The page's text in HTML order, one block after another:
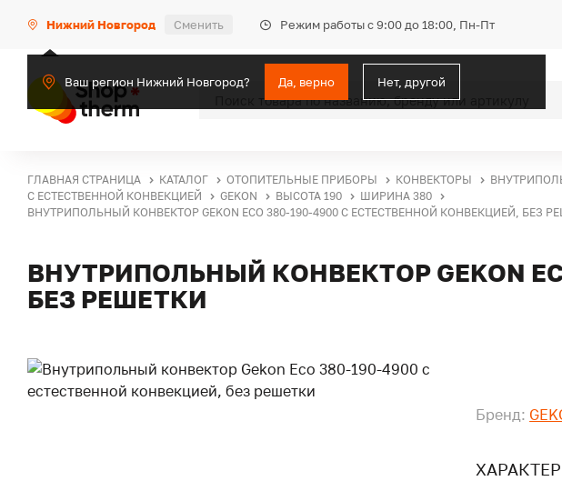
Нижний Новгород Сменить Режим работы с 9:00 до 18:00, Пн-Пт
Ваш регион Нижний Новгород? Да, верно Нет, другой
ГЛАВНАЯ СТРАНИЦА КАТАЛОГ ОТОПИТЕЛЬНЫЕ ПРИБОРЫ КОНВЕКТОРЫ
С ЕСТЕСТВЕННОЙ КОНВЕКЦИЕЙ
GEKON ВЫСОТА 190
ШИРИНА 380
ВНУТРИПОЛЬНЫЙ КОНВЕКТОР GEKON ECO 380-190-4900 С ЕСТЕСТВЕННОЙ КОНВЕКЦИЕЙ, БЕЗ
ВНУТРИПОЛЬНЫЙ КОНВЕКТОР GEKON
БЕЗ РЕШЕТКИ
Бренд: